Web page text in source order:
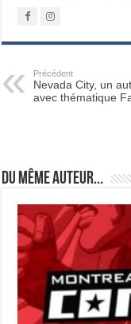
Précédent
Nevada City, un
avec thématique
Du même auteur...